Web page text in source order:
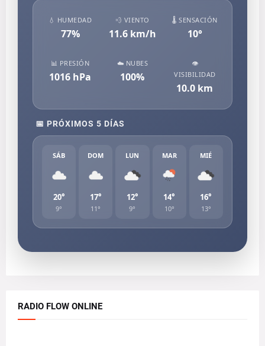
💧 HUMEDAD
77%
💨 VIENTO
11.6km/h
🌡️ SENSACIÓN
10°
📊 PRESIÓN
1016 hPa
☁️ NUBES
100%
👁️
VISIBILIDAD
10.0 km
📅 PRÓXIMOS 5 DÍAS
SÁB
20°
9°
DOM
17°
11°
LUN
12°
9°
MAR
14°
10°
MIÉ
16°
13°
RADIO FLOW ONLINE